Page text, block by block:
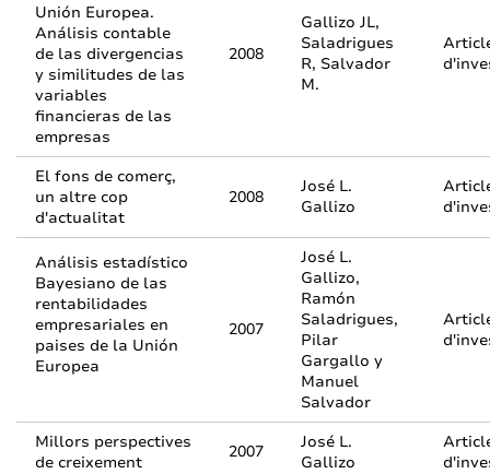
Unión Europea.
Análisis contable
de las divergencias
y similitudes de las
variables
financieras de las
empresas
2008
Gallizo JL,
Saladrigues
R, Salvador
M.
El fons de comerç,
un altre cop
d'actualitat
2008
José L.
Gallizo
Análisis estadístico
Bayesiano de las
rentabilidades
empresariales en
paises de la Unión
Europea
2007
José L.
Gallizo,
Ramón
Saladrigues,
Pilar
Gargallo y
Manuel
Salvador
Millors perspectives
de creixement
2007
José L.
Gallizo